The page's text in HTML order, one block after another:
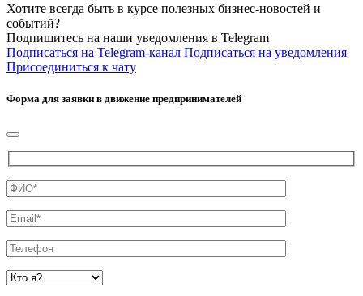
Хотите всегда быть в курсе полезных бизнес-новостей и
событий?
Подпишитесь на наши уведомления в Telegram
Подписаться на Telegram-канал Подписаться на уведомления
Присоединиться к чату
Форма для заявки в движение предпринимателей